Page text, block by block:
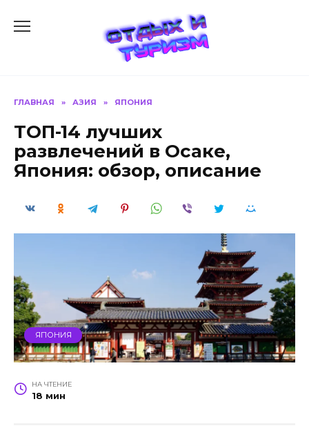
ГЛАВНАЯ » АЗИЯ » ЯПОНИЯ
ТОП-14 лучших
развлечений в Осаке,
Япония: обзор, описание
ЯПОНИЯ
НА ЧТЕНИЕ
18 мин